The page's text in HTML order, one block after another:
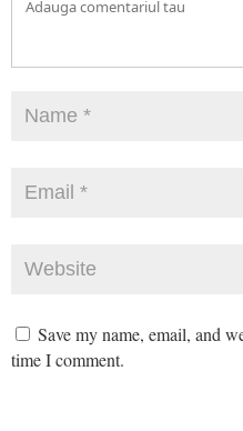
Save my name, email, and
time I comment.